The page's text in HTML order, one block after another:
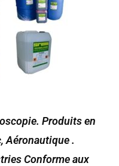
Produits en
Aéronautique .
Conforme aux